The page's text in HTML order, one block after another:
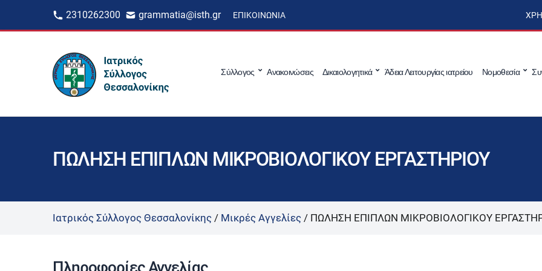
2310262300 grammatia@isth.gr ΕΠΙΚΟΙΝΩΝΊΑ
Σύλλογος Ανακοινώσεις Δικαιολογητικά Άδεια Λειτουργίας ιατρείου Νομοθεσία
ΠΩΛΗΣΗ ΕΠΙΠΛΩΝ ΜΙΚΡΟΒΙΟΛΟΓΙΚΟΥ ΕΡΓΑΣΤΗΡΙΟΥ
Ιατρικός Σύλλογος Θεσσαλονίκης / Μικρές Αγγελίες / ΠΩΛΗΣΗ ΕΠΙΠΛΩΝ ΜΙΚΡΟΒΙΟΛΟΓΙΚΟΥ
Πληροφορίες Αγγελίας